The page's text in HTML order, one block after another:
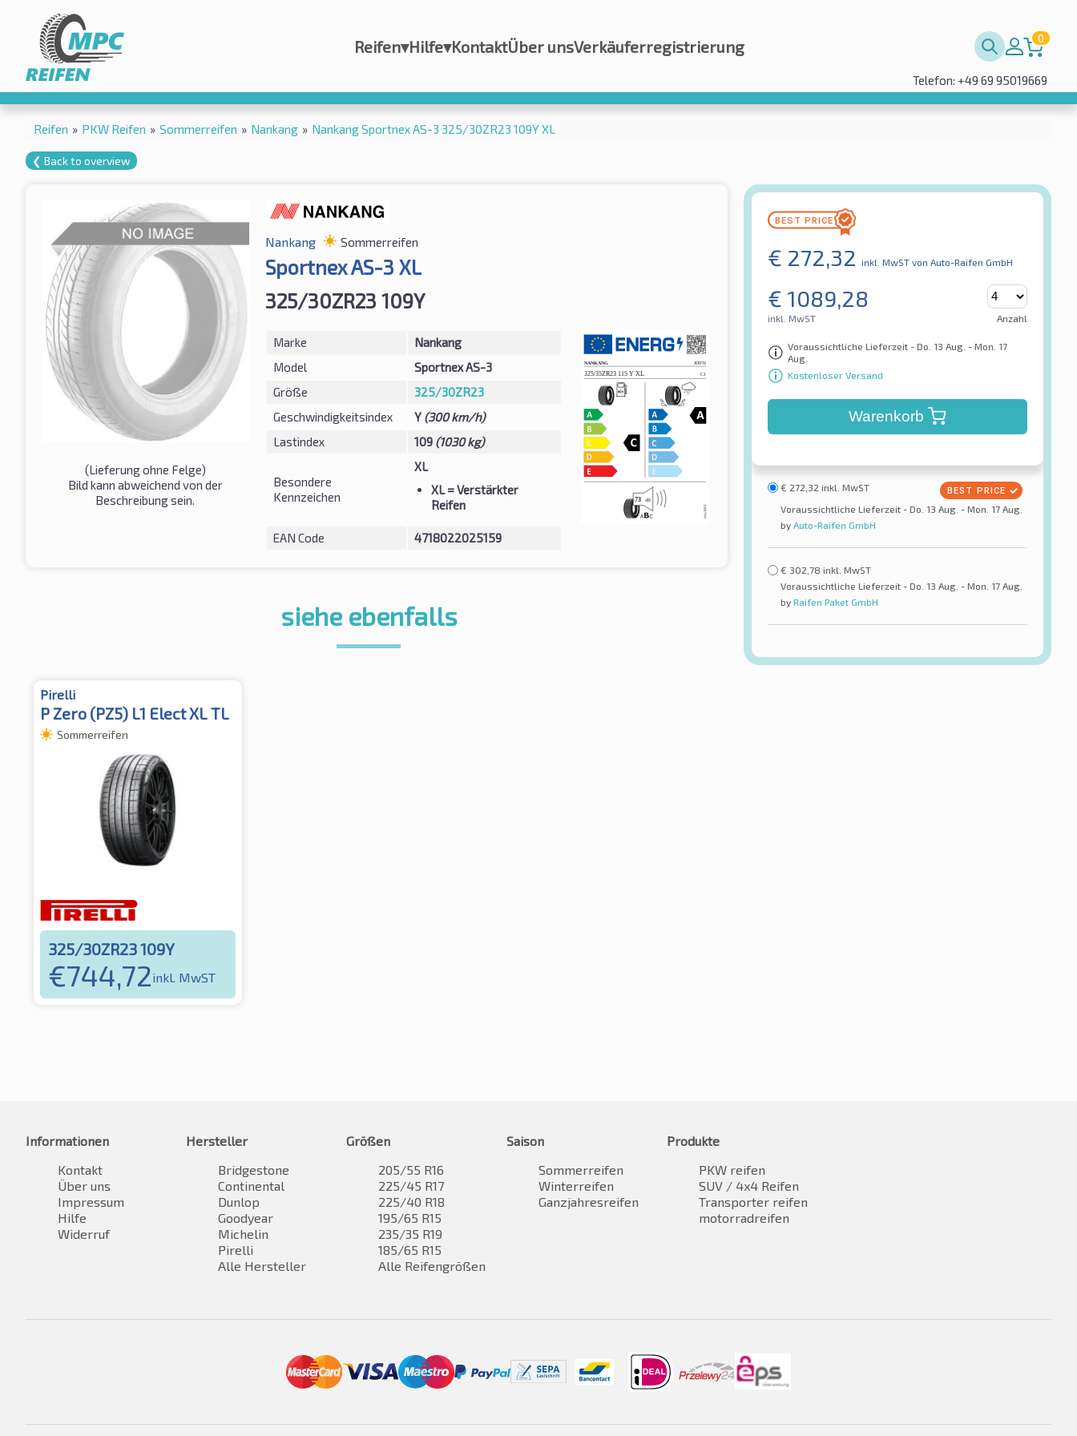
Reifen▾Hilfe▾KontaktÜber unsVerkäuferregistrierung 0
Telefon: +49 69 95019669
Reifen » PKW Reifen » Sommerreifen » Nankang » Nankang Sportnex AS-3 325/30ZR23 109Y XL
❮ Back to overview
(Lieferung ohne Felge)
Bild kann abweichend von der
Beschreibung sein.
Nankang Sommerreifen
Sportnex AS-3 XL
325/30ZR23 109Y
Marke
Nankang
Model
Sportnex AS-3
Größe
325/30ZR23
Geschwindigkeitsindex
Y (300 km/h)
Lastindex
109 (1030 kg)
Besondere
Kennzeichen
XL
XL= Verstärkter
Reifen
EAN Code 4718022025159
€ 272,32 inkl. MwST von Auto-Raifen GmbH
€ 1089,28
inkl. MwST Anzahl
Voraussichtliche Lieferzeit - Do. 13 Aug. - Mon. 17
Aug.
Kostenloser Versand
Warenkorb
€ 272,32 inkl. MwST
Voraussichtliche Lieferzeit - Do. 13 Aug. - Mon. 17 Aug.
by Auto-Raifen GmbH
€ 302,78 inkl. MwST
Voraussichtliche Lieferzeit - Do. 13 Aug. - Mon. 17 Aug.
by Raifen Paket GmbH
siehe ebenfalls
Pirelli
P Zero (PZ5) L1 Elect XL TL
Sommerreifen
325/30ZR23 109Y
€744,72inkl. MwST
Informationen
Kontakt
Über uns
Impressum
Hilfe
Widerruf
Hersteller
Bridgestone
Continental
Dunlop
Goodyear
Michelin
Pirelli
Alle Hersteller
Größen
205/55 R16
225/45 R17
225/40 R18
195/65 R15
235/35 R19
185/65 R15
Alle Reifengrößen
Saison
Sommerreifen
Winterreifen
Ganzjahresreifen
Produkte
PKW reifen
SUV / 4x4 Reifen
Transporter reifen
motorradreifen